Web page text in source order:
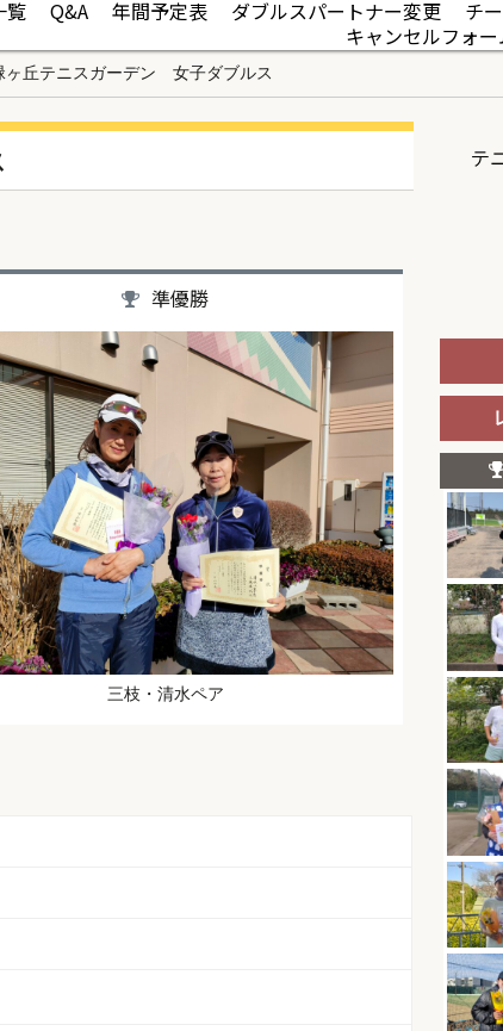
覧 Q&A 年間予定表 ダブルスパートナー変更
チ
キャンセルフォー
丘テニスガーデン 女子ダブルス
準優勝
三枝・清水ペア
テ